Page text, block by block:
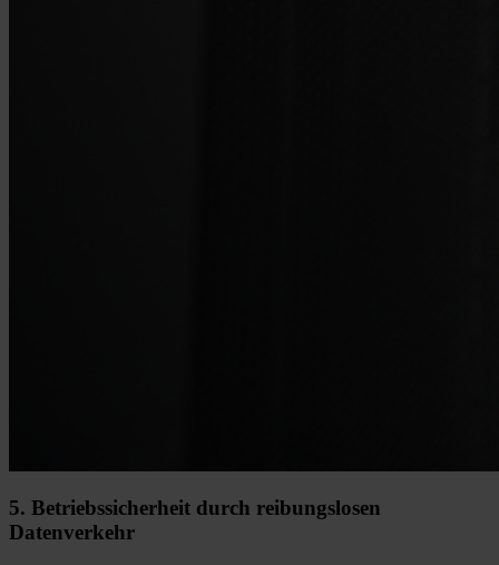
5. Betriebssicherheit durch reibungslosen
Datenverkehr